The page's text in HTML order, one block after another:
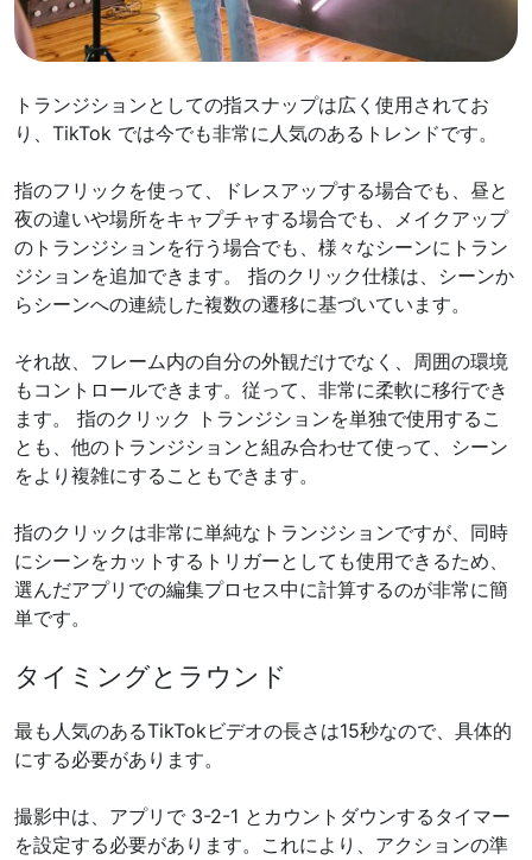
トランジションとしての指スナップは広く使用されてお
り、TikTok では今でも非常に人気のあるトレンドです。
指のフリックを使って、ドレスアップする場合でも、昼と
夜の違いや場所をキャプチャする場合でも、メイクアップ
のトランジションを行う場合でも、様々なシーンにトラン
ジションを追加できます。 指のクリック仕様は、シーンか
らシーンへの連続した複数の遷移に基づいています。
それ故、フレーム内の自分の外観だけでなく、周囲の環境
もコントロールできます。従って、非常に柔軟に移行でき
ます。 指のクリック トランジションを単独で使用するこ
とも、他のトランジションと組み合わせて使って、シーン
をより複雑にすることもできます。
指のクリックは非常に単純なトランジションですが、同時
にシーンをカットするトリガーとしても使用できるため、
選んだアプリでの編集プロセス中に計算するのが非常に簡
単です。
タイミングとラウンド
最も人気のあるTikTokビデオの長さは15秒なので、具体的
にする必要があります。
撮影中は、アプリで 3-2-1 とカウントダウンするタイマー
を設定する必要があります。これにより、アクションの準